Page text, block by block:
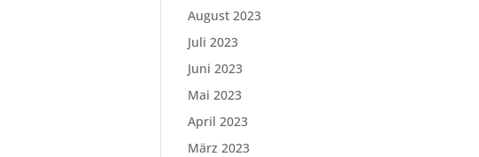
August 2023
Juli 2023
Juni 2023
Mai 2023
April 2023
März 2023